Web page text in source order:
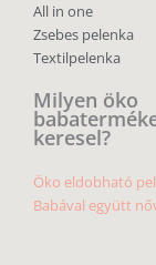
All in one
Zsebes pelenka
Textilpelenka
Milyen öko
keresel?
Öko eldobható
Babával együtt